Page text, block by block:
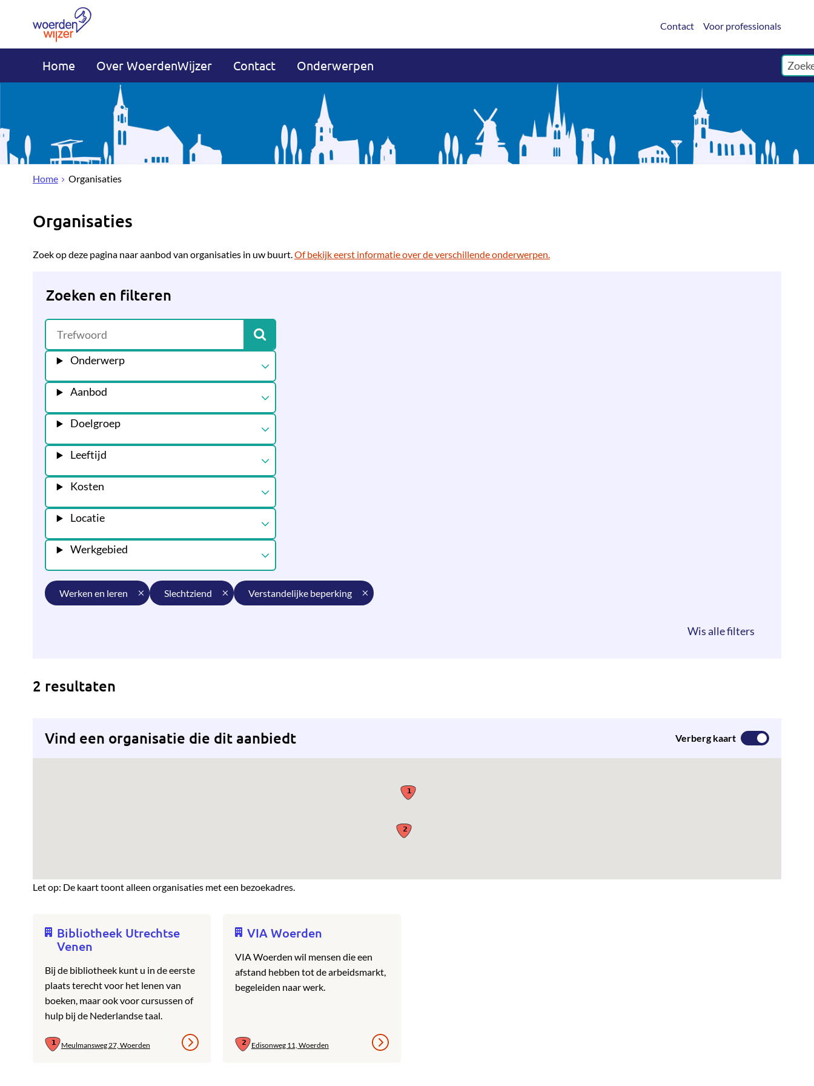
Contact Voor professionals
Home Over WoerdenWijzer Contact Onderwerpen
Home Organisaties
Organisaties
Zoek op deze pagina naar aanbod van organisaties in uw buurt.Of bekijk eerst informatie over de verschillende onderwerpen.
Zoeken en filteren
Onderwerp
Aanbod
Doelgroep
Leeftijd
Kosten
Locatie
Werkgebied
werken en leren slechtziend verstandelijke beperking
2 resultaten
Vind een organisatie die dit aanbiedt Verberg kaart
Let op: De kaart toont alleen organisaties met een bezoekadres.
Bibliotheek Utrechtse
Venen
Bij de bibliotheek kunt u in de eerste
plaats terecht voor het lenen van
boeken, maar ook voor cursussen of
hulp bij de Nederlandse taal.
Meulmansweg 27, Woerden
VIA Woerden
VIA Woerden wil mensen die een
afstand hebben tot de arbeidsmarkt,
begeleiden naar werk.
Edisonweg 11, Woerden